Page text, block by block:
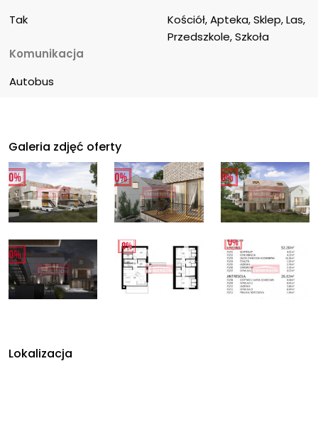
Tak
Kościół, Apteka, Sklep, Las,
Przedszkole, Szkoła
Komunikacja
Autobus
Galeria zdjęć oferty
Lokalizacja